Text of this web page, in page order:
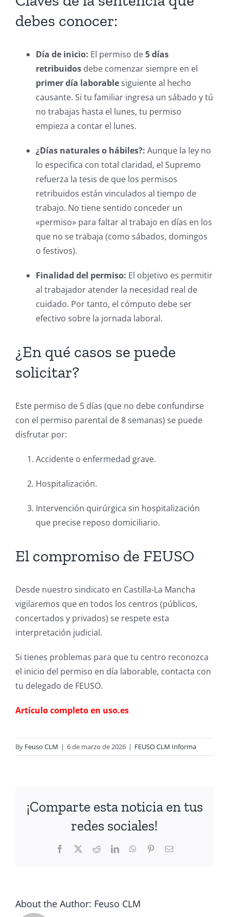
debes conocer:
Día de inicio: El permiso de5 días
retribuidosdebe comenzar siempre en el
primer día laborablesiguiente al hecho
causante. Si tu familiar ingresa un sábado y tú
no trabajas hasta el lunes, tu permiso
empieza a contar el lunes.
¿Días naturales o hábiles?: Aunque la ley no
lo especifica con total claridad, el Supremo
refuerza la tesis de que los permisos
retribuidos están vinculados al tiempo de
trabajo. No tiene sentido conceder un
«permiso» para faltar al trabajo en días en los
que no se trabaja (como sábados, domingos
o festivos).
Finalidad del permiso: El objetivo es permitir
al trabajador atender la necesidad real de
cuidado. Por tanto, el cómputo debe ser
efectivo sobre la jornada laboral.
¿En qué casos se puede
solicitar?
Este permiso de 5 días (que no debe confundirse
con el permiso parental de 8 semanas) se puede
disfrutar por:
Accidente o enfermedad grave.
Hospitalización.
Intervención quirúrgica sin hospitalización
que precise reposo domiciliario.
El compromiso de FEUSO
Desde nuestro sindicato en Castilla-La Mancha
vigilaremos que en todos los centros (públicos,
concertados y privados) se respete esta
interpretación judicial.
Si tienes problemas para que tu centro reconozca
el inicio del permiso en día laborable, contacta con
tu delegado de FEUSO.
Artículo completo en uso.es
By Feuso CLM | 6 de marzo de 2026 | FEUSO CLM Informa
¡Comparte esta noticia en tus
redes sociales!
Facebook RedditLinkedInWhatsApp
PinterestEmail
About the Author: Feuso CLM